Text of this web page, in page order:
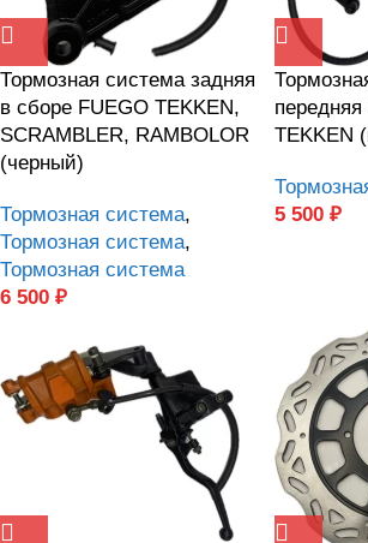
Тормозная система задняя
в сборе FUEGO TEKKEN,
SCRAMBLER, RAMBOLOR
(черный)
Тормозная система,
Тормозная система,
Тормозная система
6 500 ₽
TEKKEN
5 500 ₽